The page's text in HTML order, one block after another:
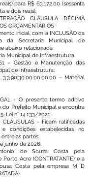
para R$ 63.172,00 (sessenta
e dois reais).
CLÁUSULA DÉCIMA
ORÇAMENTÁRIOS
inicial, com a INCLUSÃO da
da Secretaria Municipal de
abaixo relacionada:
Municipal de Infraestrutura.
– Gestão e Manutenção das
de Infraestrutura;
3.3.90.30.00.00.00.00 – Material
- O presente termo aditivo
do Prefeito Municipal e encontra
Lei n° 14.133/2021.
CLÁUSULAS - Ficam ratificadas
condições estabelecidas no
as partes.
junho de 2026.
de Souza Costa pela
Acre (CONTRATANTE) e a
Costa pela empresa M D